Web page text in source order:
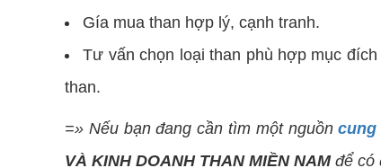
Gía mua than hợp lý, cạnh tranh.
Tư vấn chọn loại than phù hợp mục
than.
=» Nếu bạn đang cần tìm một nguồncung
VÀ KINH DOANH THAN MIỀN NAMđể có